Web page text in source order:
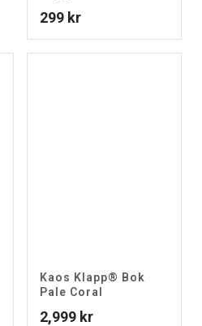
299 kr
Kaos Klapp® Bok
Pale Coral
2,999 kr